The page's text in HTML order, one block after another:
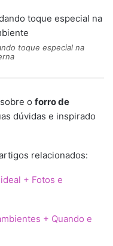
toque especial na
o forro de
dúvidas e inspirado
relacionados:
+ Fotos e
+ Quando e